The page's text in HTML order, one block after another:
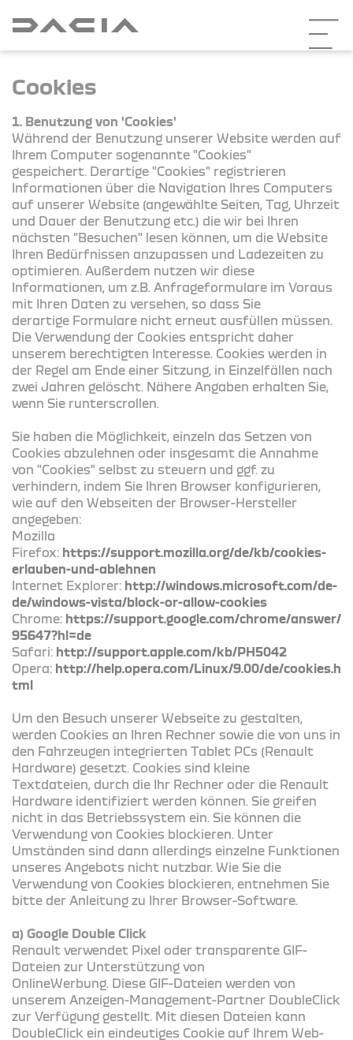
Cookies
1. Benutzung von 'Cookies'
Während der Benutzung unserer Website werden auf
Ihrem Computer sogenannte "Cookies"
gespeichert. Derartige "Cookies" registrieren
Informationen über die Navigation Ihres Computers
auf unserer Website (angewählte Seiten, Tag, Uhrzeit
und Dauer der Benutzung etc.) die wir bei Ihren
nächsten "Besuchen" lesen können, um die Website
Ihren Bedürfnissen anzupassen und Ladezeiten zu
optimieren. Außerdem nutzen wir diese
Informationen, um z.B. Anfrageformulare im Voraus
mit Ihren Daten zu versehen, so dass Sie
derartige Formulare nicht erneut ausfüllen müssen.
Die Verwendung der Cookies entspricht daher
unserem berechtigten Interesse. Cookies werden in
der Regel am Ende einer Sitzung, in Einzelfällen nach
zwei Jahren gelöscht. Nähere Angaben erhalten Sie,
wenn Sie runterscrollen.
Sie haben die Möglichkeit, einzeln das Setzen von
Cookies abzulehnen oder insgesamt die Annahme
von "Cookies" selbst zu steuern und ggf. zu
verhindern, indem Sie Ihren Browser konfigurieren,
wie auf den Webseiten der Browser-Hersteller
angegeben:
Mozilla
Firefox: https://support.mozilla.org/de/kb/cookies-
erlauben-und-ablehnen
Internet Explorer: http://windows.microsoft.com/de-
de/windows-vista/block-or-allow-cookies
Chrome: https://support.google.com/chrome/answer/
95647?hl=de
Safari: http://support.apple.com/kb/PH5042
Opera: http://help.opera.com/Linux/9.00/de/cookies.h
tml
Um den Besuch unserer Webseite zu gestalten,
werden Cookies an Ihren Rechner sowie die von uns in
den Fahrzeugen integrierten Tablet PCs (Renault
Hardware) gesetzt. Cookies sind kleine
Textdateien, durch die Ihr Rechner oder die Renault
Hardware identifiziert werden können. Sie greifen
nicht in das Betriebssystem ein. Sie können die
Verwendung von Cookies blockieren. Unter
Umständen sind dann allerdings einzelne Funktionen
unseres Angebots nicht nutzbar. Wie Sie die
Verwendung von Cookies blockieren, entnehmen Sie
bitte der Anleitung zu Ihrer Browser-Software.
a) Google Double Click
Renault verwendet Pixel oder transparente GIF-
Dateien zur Unterstützung von
OnlineWerbung. Diese GIF-Dateien werden von
unserem Anzeigen-Management-Partner DoubleClick
zur Verfügung gestellt. Mit diesen Dateien kann
DoubleClick ein eindeutiges Cookie auf Ihrem Web-